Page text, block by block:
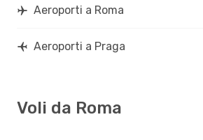
Aeroporti a Roma
Aeroporti a Praga
Voli da Roma